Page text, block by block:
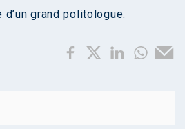
grand politologue.